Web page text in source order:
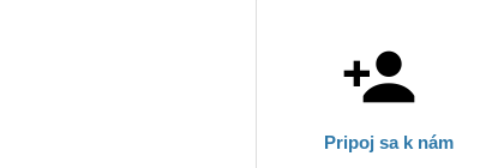
Pripoj sa k nám